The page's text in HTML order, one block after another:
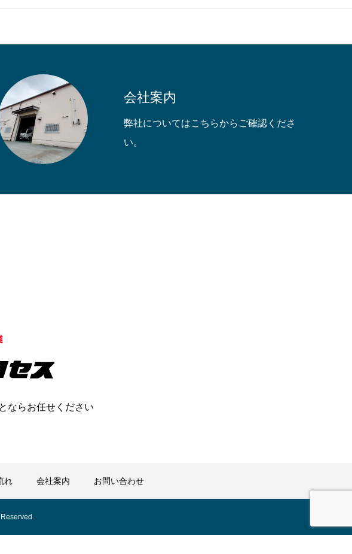
会社案内
弊社についてはこちらからご確認くださ
い。
ならお任せください
れ 会社案内 お問い合わせ